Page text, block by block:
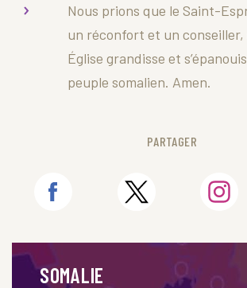
Nous prions que le Saint-
un réconfort et un
Église grandisse et
peuple somalien. Amen.
PARTAGER
SOMALIE